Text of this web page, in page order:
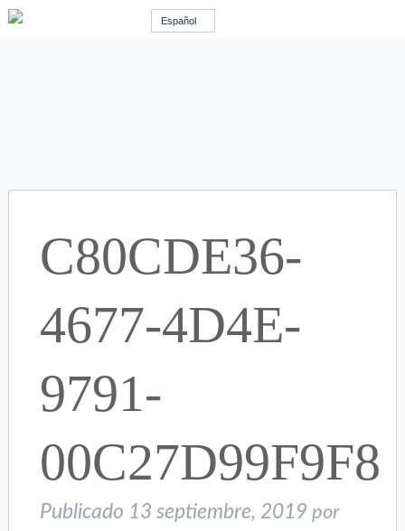
Español
C80CDE36-
4677-4D4E-
9791-
00C27D99F9F8
Publicado 13 septiembre, 2019 por